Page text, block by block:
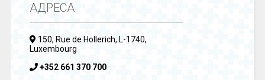
АДРЕСА
150, Rue de Hollerich, L-1740,
Luxembourg
+352 661 370 700